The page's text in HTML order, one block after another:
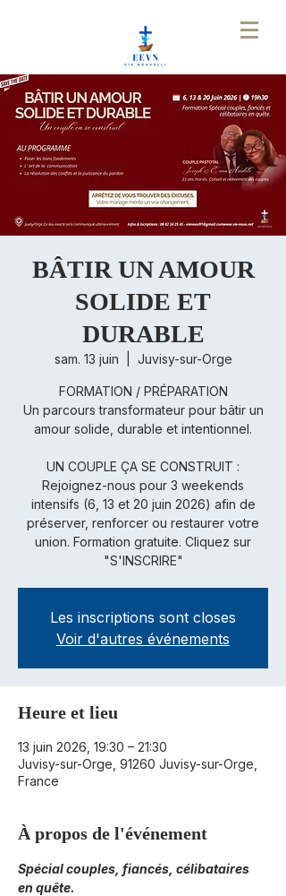
BÂTIR UN AMOUR
SOLIDE ET
DURABLE
sam. 13 juin Juvisy-sur-Orge
FORMATION / PRÉPARATION
Un parcours transformateur pour bâtir un
amour solide, durable et intentionnel.
UN COUPLE ÇA SE CONSTRUIT :
Rejoignez-nous pour 3 weekends
intensifs (6, 13 et 20 juin 2026) afin de
préserver, renforcer ou restaurer votre
union. Formation gratuite. Cliquez sur
"S'INSCRIRE"
Les inscriptions sont closes
Voir d'autres événements
Heure et lieu
13 juin 2026, 19:30 – 21:30
Juvisy-sur-Orge, 91260 Juvisy-sur-Orge,
France
À propos de l'événement
Spécial couples, fiancés, célibataires
en quête.